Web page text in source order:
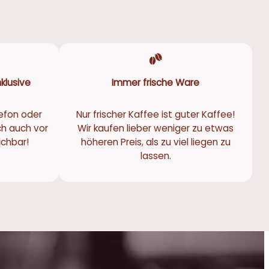
oder
auch vor
Immer frische Ware
Nur frischer Kaffee ist guter Kaffee!
Wir kaufen lieber weniger zu etwas
höheren Preis, als zu viel liegen zu
lassen.